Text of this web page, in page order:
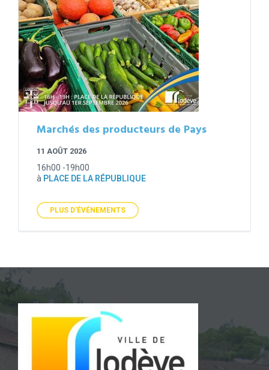
Marchés des producteurs de Pays
11 AOÛT 2026
16h00 -19h00
à PLACE DE LA RÉPUBLIQUE
PLUS D'ÉVÉNEMENTS